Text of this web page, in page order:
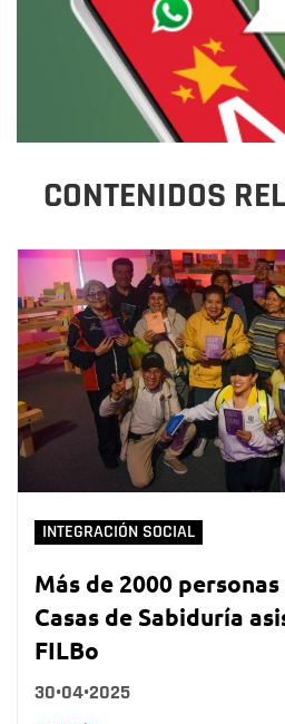
CONTENIDOS
INTEGRACIÓN SOCIAL
Más de 2000
Casas de Sabiduría
FILBo
30•04•2025